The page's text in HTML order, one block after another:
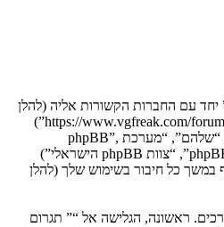
יחד עם החברות הקשורות אליה (להלן
“אנחנו”, “אותנו”, “שלנו”, “”, “https://www.vgfreak.com/forum”)
ו־phpBB (להלן “הם”, “אותם”, “שלהם”, “מערכת phpBB”,
“www.phpbb.co.il”, “קבוצת phpBB”, “צוות phpBB הישראלי”)
כל חיבור בשימוש שלך (להלן
ראשונה, הגלישה אל “” תגרום